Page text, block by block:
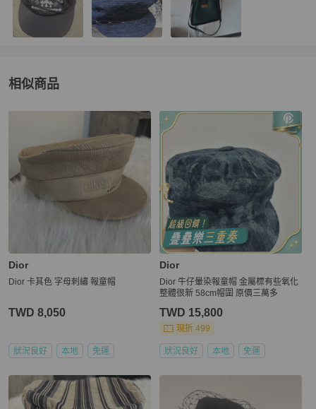
相似商品
更多相似 Dior女士配件推薦精品
Dior
Dior 卡其色 字母刺繡 報童帽
TWD 8,050
狀況良好 本地 免運
Dior
Dior 牛仔暈染報童帽 金屬標有些氧化
整體很新 58cm帽圍 原價三萬多
TWD 15,800
現折 499
狀況良好 本地 免運